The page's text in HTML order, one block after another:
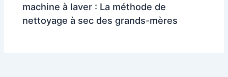
machine à laver : La méthode de
nettoyage à sec des grands-mères